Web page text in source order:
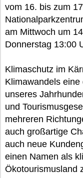
vom 16. bis zum
am Mittwoch um
Donnerstag 13:00
Klimaschutz im
Klimawandels
unseres
und
mehreren
auch großartige
auch neue
einen Namen als
Ökotourismusland